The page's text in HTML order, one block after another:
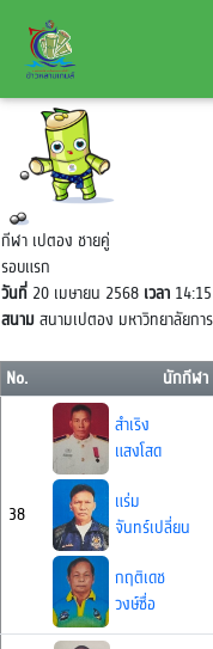
กีฬา เปตอง ชายคู่
รอบแรก
วันที่ 20 เมษายน 2568 เวลา
สนามสนามเปตอง มหาวิทยาลัยก
No. นักกีฬา
38
สำเริง
แสงโสด
แร่ม
จันทร์เปลี่ยน
กฤติเดช
วงษ์ซื่อ